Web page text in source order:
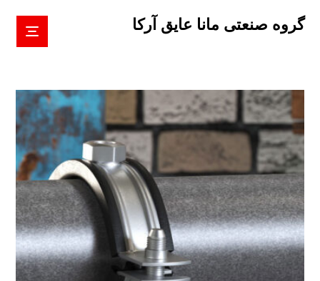
گروه صنعتی مانا عایق آرکا